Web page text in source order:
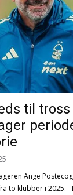
til tross
Ange
to klubber i 2025. -